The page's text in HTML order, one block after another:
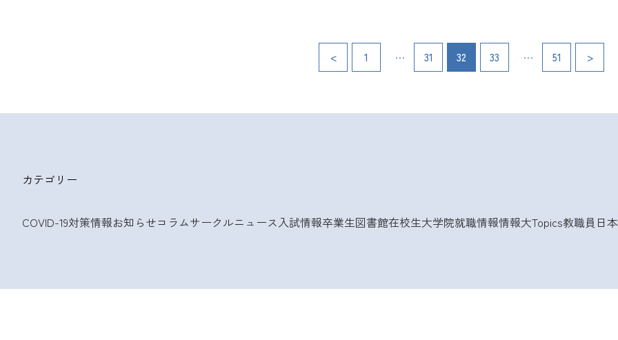
投
ジ
り
< 1 … 31 32 33 … 51 >
カテゴリー
COVID-19対策情報お知らせコラムサークルニュース入試情報卒業生図書館在校生大学院就職情報情報大Topics教職員 日